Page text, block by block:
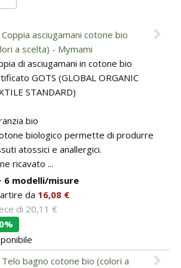
Coppia asciugamani cotone bio
a scelta) - Mymami
di asciugamani in cotone bio
GOTS (GLOBAL ORGANIC
STANDARD)
bio
biologico permette di produrre
atossici e anallergici.
ricavato ...
6 modelli/misure
da 16,08 €
di 20,11 €
Telo bagno cotone bio (colori a
& feng shui
soppalco o mansarda
relax